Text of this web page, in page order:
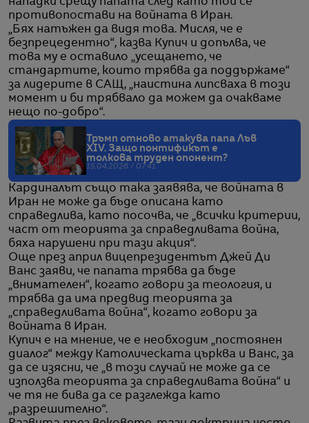
противопостави на войната в Иран.
„Бях натъжен да видя това. Мисля, че е
безпрецедентно“, казва Купич и допълва, че
това му е оставило „усещането, че
стандартите, които трябва да поддържаме“
за лидерите в САЩ, „наистина липсваха в този
момент и би трябвало да можем да очакваме
нещо по-добро“.
Тръмп отново атакува папа Лъв
XIV. Защо понтификът е
толкова труден опонент?
15.04.2026 / 07:41
Кардиналът също така заявява, че войната в
Иран не може да бъде описана като
справедлива, като посочва, че „всички критерии,
част от теорията за справедливата война,
бяха нарушени при тази акция“.
Още през април вицепрезидентът Джей Ди
Ванс заяви, че папата трябва да бъде
„внимателен“, когато говори за теология, и
трябва да има предвид теорията за
„справедливата война“, когато говори за
войната в Иран.
Купич е на мнение, че е необходим „постоянен
диалог“ между Католическата църква и Ванс, за
да се изясни, че „в този случай не може да се
използва теорията за справедливата война“ и
че тя не бива да се разглежда като
„разрешително“.